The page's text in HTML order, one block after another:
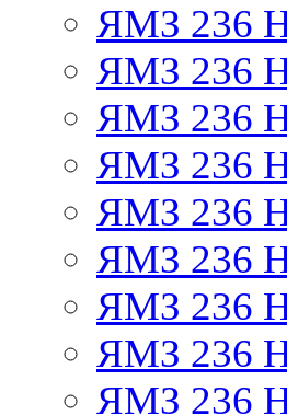
ЯМЗ 236
ЯМЗ 236
ЯМЗ 236
ЯМЗ 236
ЯМЗ 236
ЯМЗ 236
ЯМЗ 236
ЯМЗ 236
ЯМЗ 236